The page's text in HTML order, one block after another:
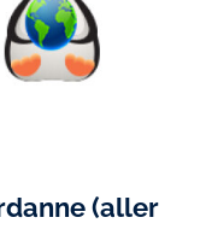
(aller